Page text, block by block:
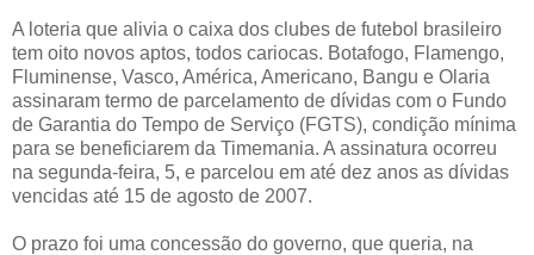
A loteria que alivia o caixa dos clubes de futebol brasileiro
tem oito novos aptos, todos cariocas. Botafogo, Flamengo,
Fluminense, Vasco, América, Americano, Bangu e Olaria
assinaram termo de parcelamento de dívidas com o Fundo
de Garantia do Tempo de Serviço (FGTS), condição mínima
para se beneficiarem da Timemania. A assinatura ocorreu
na segunda-feira, 5, e parcelou em até dez anos as dívidas
vencidas até 15 de agosto de 2007.
O prazo foi uma concessão do governo, que queria, na